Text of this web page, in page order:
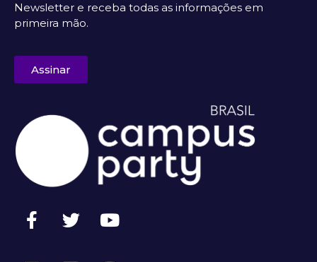
Newsletter e receba todas as informações em
primeira mão.
Assinar